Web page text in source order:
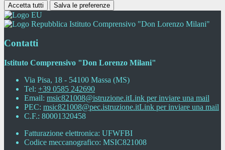
Accetta tutti Salva le preferenze
Istituto Comprensivo "Don Lorenzo Milani"
Contatti
Istituto Comprensivo "Don Lorenzo Milani"
Via Pisa, 18 - 54100 Massa (MS)
Tel: +39 0585 242690
Email: msic821008@istruzione.itLink per inviare una mail
PEC: msic821008@pec.istruzione.itLink per inviare una mail
C.F.: 80001320458
Fatturazione elettronica: UFWFBI
Codice meccanografico: MSIC821008